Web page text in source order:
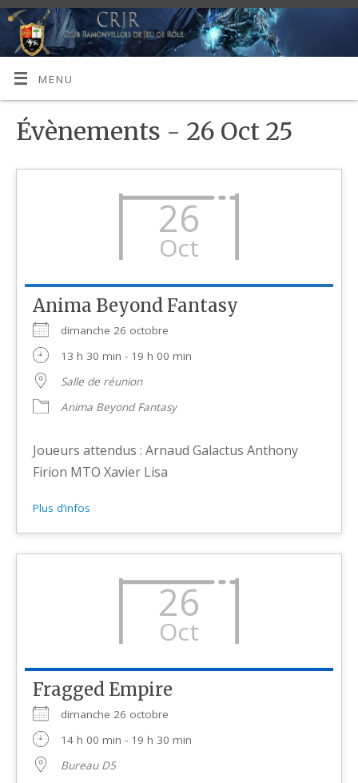
MENU
Évènements - 26 Oct 25
26
Oct
Anima Beyond Fantasy
dimanche 26 octobre
13 h 30 min - 19 h 00 min
Salle de réunion
Anima Beyond Fantasy
Joueurs attendus : Arnaud Galactus Anthony
Firion MTO Xavier Lisa
Plus d’infos
26
Oct
Fragged Empire
dimanche 26 octobre
14 h 00 min - 19 h 30 min
Bureau D5